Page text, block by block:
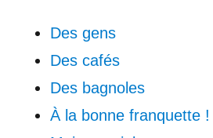
Des gens
Des cafés
Des bagnoles
À la bonne franquette !